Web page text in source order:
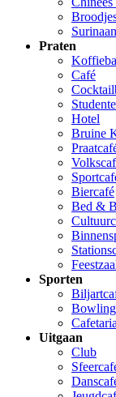
Praten
Café
Hotel
Bruine
Biercafé
Bed &
Sporten
Bowling
Cafetaria
Uitgaan
Club